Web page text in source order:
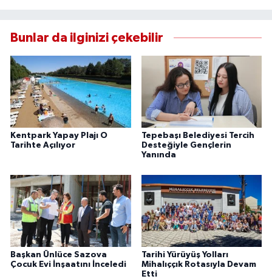
Bunlar da ilginizi çekebilir
Kentpark Yapay Plajı O
Tarihte Açılıyor
Tepebaşı Belediyesi Tercih
Desteğiyle Gençlerin
Yanında
Başkan Ünlüce Sazova
Çocuk Evi İnşaatını İnceledi
Tarihi Yürüyüş Yolları
Mihalıççık Rotasıyla Devam
Etti